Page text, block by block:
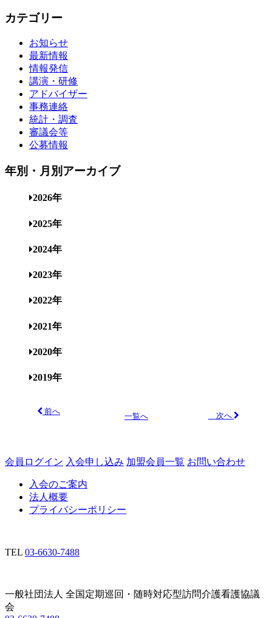
カテゴリー
お知らせ
最新情報
情報発信
講演・研修
アドバイザー
事務連絡
統計・調査
審議会等
公募情報
年別・月別アーカイブ
2026年
2025年
2024年
2023年
2022年
2021年
2020年
2019年
前へ
一覧へ 次へ
会員ログイン 入会申し込み 加盟会員一覧 お問い合わせ
入会のご案内
法人概要
プライバシーポリシー
TEL 03-6630-7488
一般社団法人 全国定期巡回・随時対応型訪問介護看護協議
会